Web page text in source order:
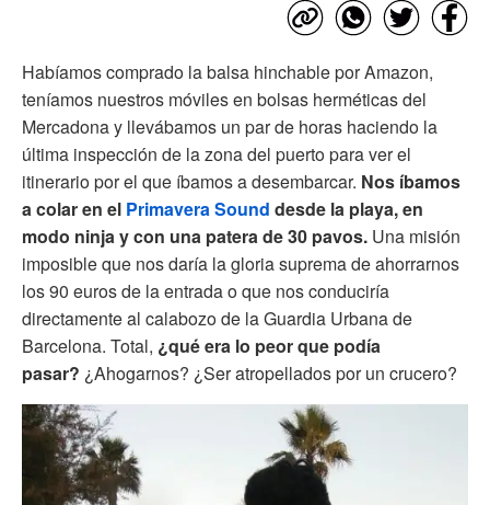
Habíamos comprado la balsa hinchable por Amazon,
teníamos nuestros móviles en bolsas herméticas del
Mercadona y llevábamos un par de horas haciendo la
última inspección de la zona del puerto para ver el
itinerario por el que íbamos a desembarcar. Nos íbamos
a colar en el Primavera Sound desde la playa, en
modo ninja y con una patera de 30 pavos. Una misión
imposible que nos daría la gloria suprema de ahorrarnos
los 90 euros de la entrada o que nos conduciría
directamente al calabozo de la Guardia Urbana de
Barcelona. Total, ¿qué era lo peor que podía
pasar? ¿Ahogarnos? ¿Ser atropellados por un crucero?